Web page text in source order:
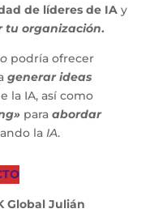
de líderes de IAy
tu organización.
podría ofrecer
generar ideas
la IA, así como
para abordar
la IA.
Global Julián